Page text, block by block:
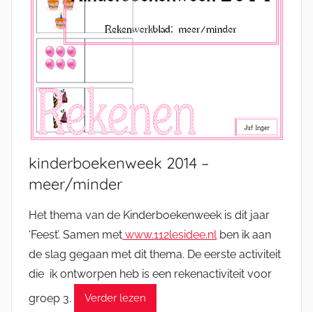
kinderboekenweek 2014 –
meer/minder
Het thema van de Kinderboekenweek is dit jaar
‘Feest’. Samen met www.112lesidee.nl ben ik aan
de slag gegaan met dit thema. De eerste activiteit
die ik ontworpen heb is een rekenactiviteit voor
groep 3.
Verder lezen